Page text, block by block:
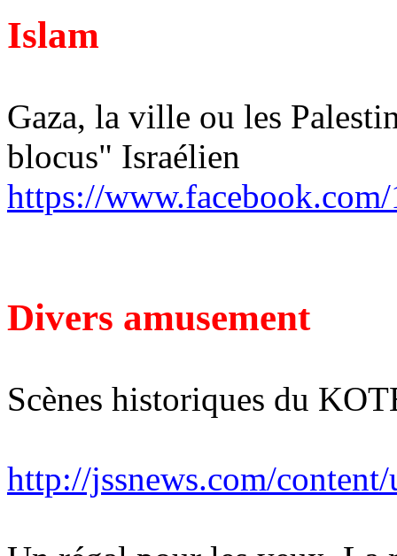
Islam
Gaza, la ville ou les
blocus" Israélien
https://
Divers amusement
Scènes historiques du
http://jssnews.com/